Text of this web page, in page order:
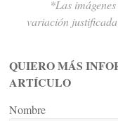
*Las
variación
QUIERO MÁS
ARTÍCULO
Nombre